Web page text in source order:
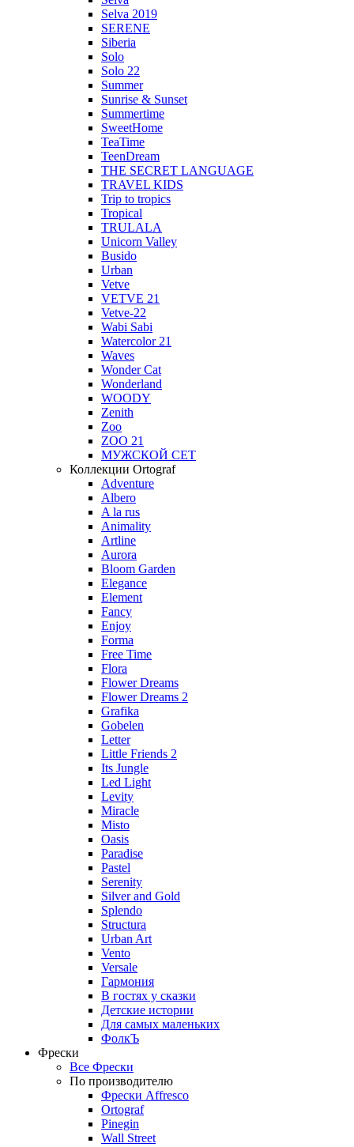
Selva 2019
SERENE
Siberia
Solo
Solo 22
Summer
Sunrise & Sunset
Summertime
SweetHome
TeaTime
TeenDream
THE SECRET LANGUAGE
TRAVEL KIDS
Trip to tropics
Tropical
TRULALA
Unicorn Valley
Busido
Urban
Vetve
VETVE 21
Vetve-22
Wabi Sabi
Watercolor 21
Waves
Wonder Cat
Wonderland
WOODY
Zenith
Zoo
ZOO 21
МУЖСКОЙ СЕТ
Коллекции Ortograf
Adventure
Albero
A la rus
Animality
Artline
Aurora
Bloom Garden
Elegance
Element
Fancy
Enjoy
Forma
Free Time
Flora
Flower Dreams
Flower Dreams 2
Grafika
Gobelen
Letter
Little Friends 2
Its Jungle
Led Light
Levity
Miracle
Misto
Oasis
Paradise
Pastel
Serenity
Silver and Gold
Splendo
Structura
Urban Art
Vento
Versale
Гармония
В гостях у сказки
Детские истории
Для самых маленьких
ФолкЪ
Фрески
Все Фрески
По производителю
Фрески Affresco
Ortograf
Pinegin
Wall Street